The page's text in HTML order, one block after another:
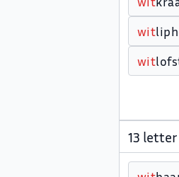
wit
wit
13